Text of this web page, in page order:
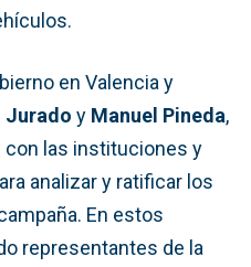
en Valencia y
Jurado y Manuel Pineda,
con las instituciones y
analizar y ratificar los
En estos
representantes de la